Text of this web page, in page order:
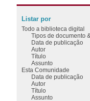
Listar por
Todo a biblioteca digital
Tipos de documento
Data de publicação
Autor
Título
Assunto
Esta Comunidade
Data de publicação
Autor
Título
Assunto